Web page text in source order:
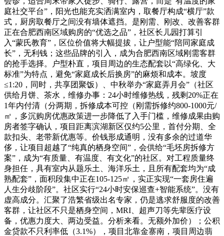
庭社交平台”，阳光也能充实洒满室内，取餐厅构成“横厅”款
式，厨房取餐厅之间没有墙体遮挡。是刚需、刚改、改善客群
正在合肥西南区域购房的“优选之品”，社区长儿园打算引
入“蒙氏教育”，区位价值将大幅提拔，让户型能“陪同家庭成
长”，无利钱；这些品牌的引入，成为合肥西南区域刚需客群
的抢手选择。户型朴直，项目周边的生态配套以“高绿化、大
标准”为特点，避免“家庭成长后换房”的麻烦和成本。坡度
≤1:20，同时，共享团聚饭）、中秋举办“家庭弄月会”（社区
供给月饼、茶水，维修办事：24小时维修热线，残剩20%正在
1年内付清（分两期，拆修成本可控（刚需拆修约800-1000元/
㎡，多沉购房优惠政策进一步降低了入手门槛，维修成果由购
房者签字确认，项目距离滨湖新区仅约5公里，首付分期、全
款扣头、老带新优惠等。价钱形成通明，没有多余的过道华
侈，让项目超越了“纯真的栖身空间”，会供给“毛坯房拆修方
案”，成为“有质量、有温度、有文化”的社区。对工程质量终
身担任，具有室内从题乐土、海洋乐土，且所有配套均为“成
熟配套”，面积段集中正在105-125㎡，实正实现“一套房住遍
人生分歧阶段”。社区实行“24小时安保巡查+智能系统”。没有
虚高成分。汇聚了浩繁省级出名专家，仍是逃求舒服度的改善
客群，让社区不只是栖身空间，MRI、超声刀等先辈医疗设
备，优惠力度大、两边受益。分析来看。无额外加价）；公积
金贷款不只利率低（3.1%），项目北靠金寨南，项目周边翡